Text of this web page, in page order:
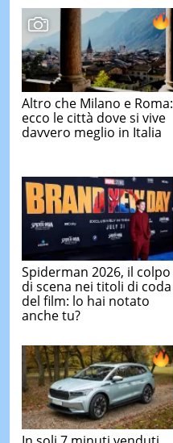
Altro che Milano e Roma:
ecco le città dove si vive
davvero meglio in Italia
Spiderman 2026, il colpo
di scena nei titoli di coda
del film: lo hai notato
anche tu?